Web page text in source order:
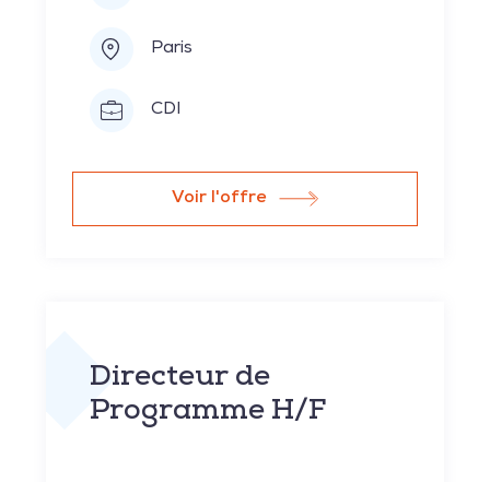
Paris
CDI
Voir l'offre
Directeur de
Programme H/F